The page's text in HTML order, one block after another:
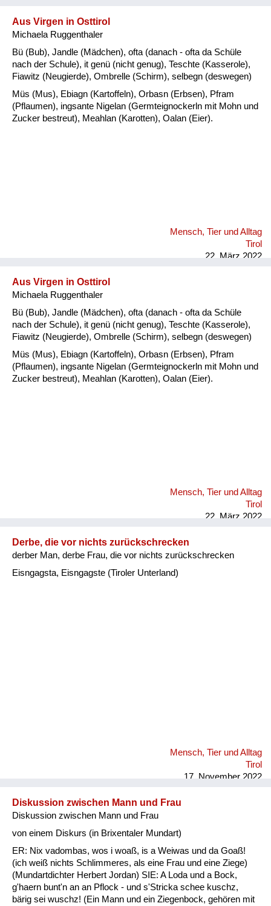
Aus Virgen in Osttirol
Michaela Ruggenthaler
Bü (Bub), Jandle (Mädchen), ofta (danach - ofta da Schüle
nach der Schule), it genü (nicht genug), Teschte (Kasserole),
Fiawitz (Neugierde), Ombrelle (Schirm), selbegn (deswegen)
Müs (Mus), Ebiagn (Kartoffeln), Orbasn (Erbsen), Pfram
(Pflaumen), ingsante Nigelan (Germteignockerln mit Mohn und
Zucker bestreut), Meahlan (Karotten), Oalan (Eier).
Mensch, Tier und Alltag
Tirol
22. März 2022
Aus Virgen in Osttirol
Michaela Ruggenthaler
Bü (Bub), Jandle (Mädchen), ofta (danach - ofta da Schüle
nach der Schule), it genü (nicht genug), Teschte (Kasserole),
Fiawitz (Neugierde), Ombrelle (Schirm), selbegn (deswegen)
Müs (Mus), Ebiagn (Kartoffeln), Orbasn (Erbsen), Pfram
(Pflaumen), ingsante Nigelan (Germteignockerln mit Mohn und
Zucker bestreut), Meahlan (Karotten), Oalan (Eier).
Mensch, Tier und Alltag
Tirol
22. März 2022
Derbe, die vor nichts zurückschrecken
derber Man, derbe Frau, die vor nichts zurückschrecken
Eisngagsta, Eisngagste (Tiroler Unterland)
Mensch, Tier und Alltag
Tirol
17. November 2022
Diskussion zwischen Mann und Frau
Diskussion zwischen Mann und Frau
von einem Diskurs (in Brixentaler Mundart)
ER: Nix vadombas, wos i woaß, is a Weiwas und da Goaß!
(ich weiß nichts Schlimmeres, als eine Frau und eine Ziege)
(Mundartdichter Herbert Jordan) SIE: A Loda und a Bock,
g'haern bunt'n an an Pflock - und s'Stricka schee kuschz,
bärig sei wuschz! (Ein Mann und ein Ziegenbock, gehören mit